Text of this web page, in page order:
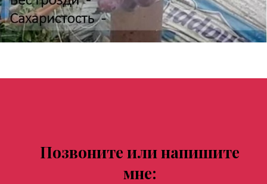
Позвоните или напишите
мне: